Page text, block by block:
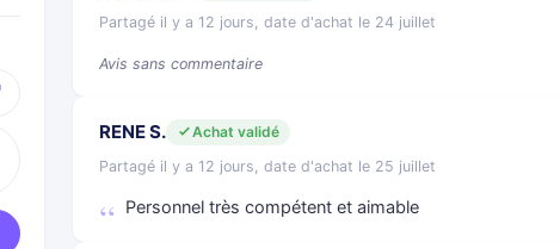
Partagé il y a 12 jours, date d'achat le 24 juillet
Avis sans commentaire
RENE S.
Achat validé
Partagé il y a 12 jours, date d'achat le 25 juillet
Personnel très compétent et aimable